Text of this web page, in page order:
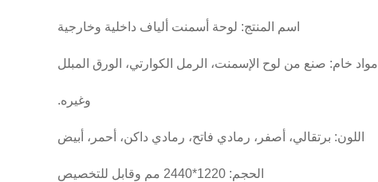
اسم المنتج: لوحة أسمنت ألياف داخلية وخارجية
مواد خام: صنع من لوح الإسمنت، الرمل الكوارتي، الورق المبلل
وغيره.
اللون: برتقالي، أصفر، رمادي فاتح، رمادي داكن، أحمر، أبيض
الحجم: 1220*2440 مم وقابل للتخصيص